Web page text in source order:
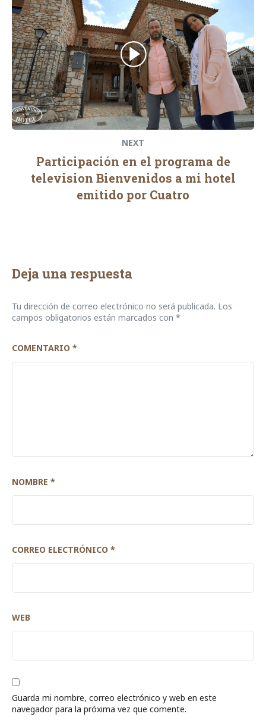
NEXT
Participación en el programa de
television Bienvenidos a mi hotel
emitido por Cuatro
Deja una respuesta
Tu dirección de correo electrónico no será publicada. Los
campos obligatorios están marcados con *
COMENTARIO *
NOMBRE *
CORREO ELECTRÓNICO *
WEB
Guarda mi nombre, correo electrónico y web en este
navegador para la próxima vez que comente.